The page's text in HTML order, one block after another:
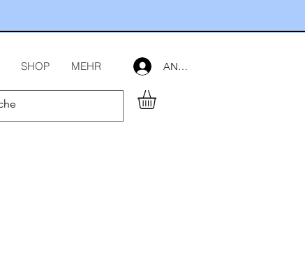
SHOP MEHR ANMELDEN